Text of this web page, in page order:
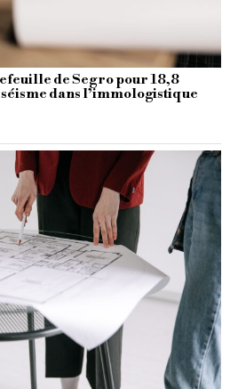
de Segro pour 18,8
dans l’immologistique